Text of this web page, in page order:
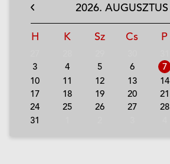
2026. AUGUSZTUS
H K Sz Cs P
3
4 5 6 7
10
11 12 13 14
17
18 19 20 21
24
25 26 27 28
31